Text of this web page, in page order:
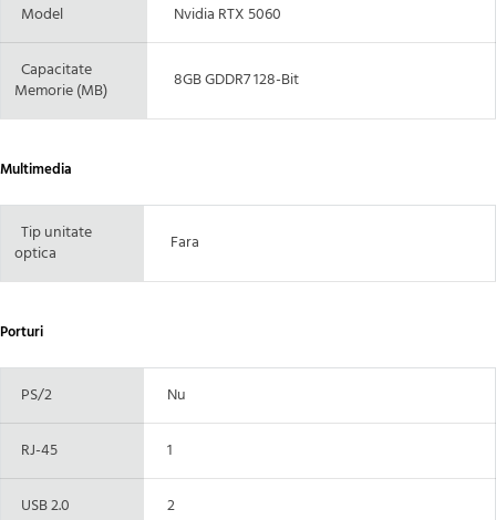
Model Nvidia RTX 5060
Capacitate
Memorie (MB)
8GB GDDR7 128-Bit
Multimedia
Tip unitate
optica
Fara
Porturi
PS/2 Nu
RJ-45 1
USB 2.0 2